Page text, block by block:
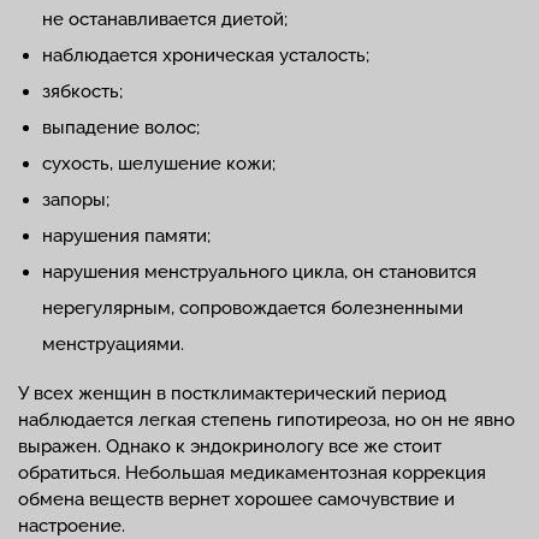
не останавливается диетой;
наблюдается хроническая усталость;
зябкость;
выпадение волос;
сухость, шелушение кожи;
запоры;
нарушения памяти;
нарушения менструального цикла, он становится
нерегулярным, сопровождается болезненными
менструациями.
У всех женщин в постклимактерический период
наблюдается легкая степень гипотиреоза, но он не явно
выражен. Однако к эндокринологу все же стоит
обратиться. Небольшая медикаментозная коррекция
обмена веществ вернет хорошее самочувствие и
настроение.